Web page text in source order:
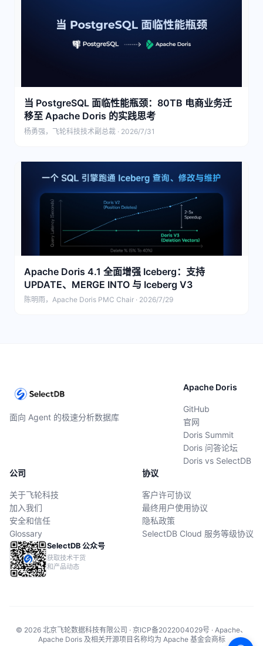
当 PostgreSQL 面临性能瓶颈：80TB 电商业务迁
移至 Apache Doris 的实践思考
杨勇强，飞轮科技技术副总裁 · 2026/7/31
Apache Doris 4.1 全面增强 Iceberg：支持
UPDATE、MERGE INTO 与 Iceberg V3
陈明雨，Apache Doris PMC Chair · 2026/7/29
面向 Agent 的极速分析数据库
Apache Doris
GitHub
官网
Doris Summit
Doris 问答论坛
Doris vs SelectDB
公司
关于飞轮科技
加入我们
安全和信任
Glossary
协议
客户许可协议
最终用户使用协议
隐私政策
SelectDB Cloud 服务等级协议
SelectDB 公众号
获取技术干货
和产品动态
© 2026 北京飞轮数据科技有限公司 · 京ICP备2022004029号 · Apache、
Apache Doris 及相关开源项目名称均为 Apache 基金会商标